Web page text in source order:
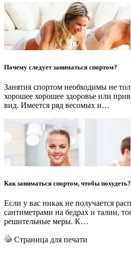
Почему следует заниматься спортом?
Занятия спортом необходимы не
хорошее хорошее здоровье или
вид. Имеется ряд весомых и…
Как заниматься спортом, чтобы похудеть?
Если у вас никак не получается
сантиметрами на бедрах и талии,
решительные меры. К…
Страница для печати